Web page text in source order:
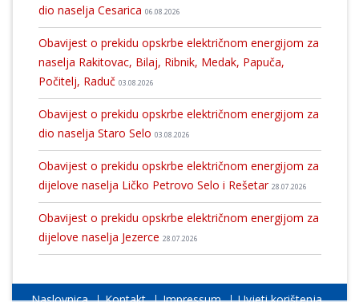
dio naselja Cesarica 06.08.2026
Obavijest o prekidu opskrbe električnom energijom za
naselja Rakitovac, Bilaj, Ribnik, Medak, Papuča,
Počitelj, Raduč 03.08.2026
Obavijest o prekidu opskrbe električnom energijom za
dio naselja Staro Selo 03.08.2026
Obavijest o prekidu opskrbe električnom energijom za
dijelove naselja Ličko Petrovo Selo i Rešetar 28.07.2026
Obavijest o prekidu opskrbe električnom energijom za
dijelove naselja Jezerce 28.07.2026